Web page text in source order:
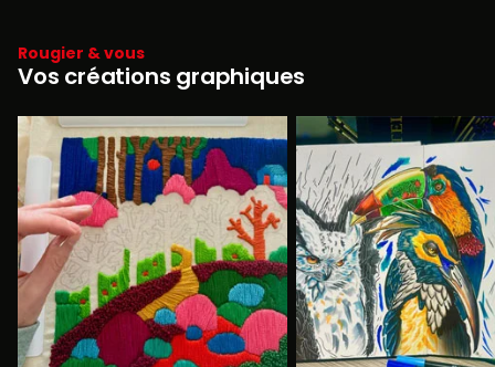
Rougier & vous
Vos créations graphiques